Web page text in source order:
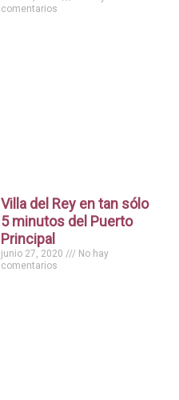
comentarios
Villa del Rey en tan sólo
5 minutos del Puerto
Principal
junio 27, 2020
No hay
comentarios